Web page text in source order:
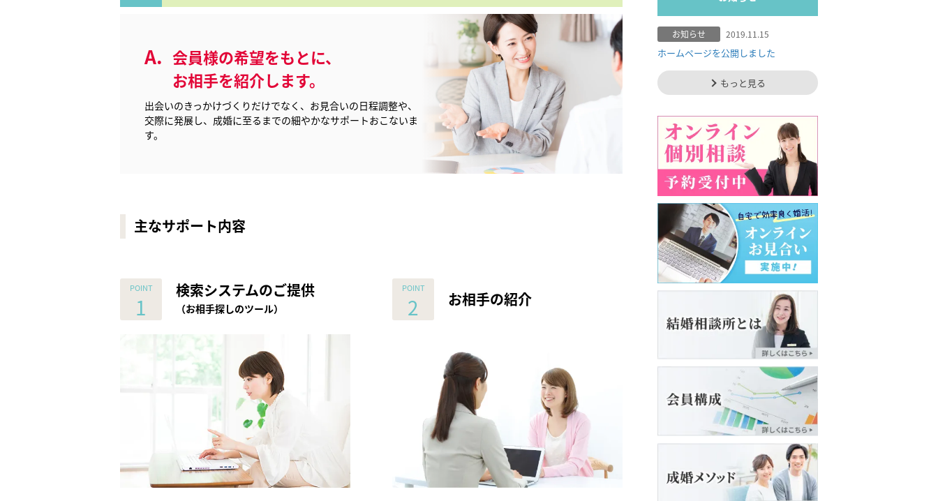
会員様の希望をもとに、
お相手を紹介します。
出会いのきっかけづくりだけでなく、お見合いの日程調整や、
交際に発展し、成婚に至るまでの細やかなサポートおこないま
す。
主なサポート内容
検索システムのご提供
（お相手探しのツール） お相手の紹介
お知らせ 2019.11.15
ホームページを公開しました
もっと見る